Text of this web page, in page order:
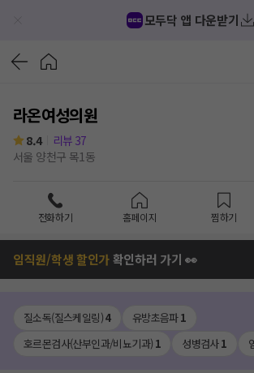
모두닥 앱 다운받기
라온여성의원
8.4 리뷰 37
서울 양천구 목1동
전화하기 홈페이지 찜하기
임직원/학생 할인가확인하러 가기 👀
질소독(질스케일링)4 유방초음파1
호르몬검사(산부인과/비뇨기과) 1 성병검사1